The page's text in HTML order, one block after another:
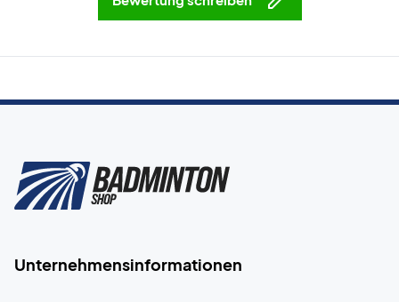
Unternehmensinformationen